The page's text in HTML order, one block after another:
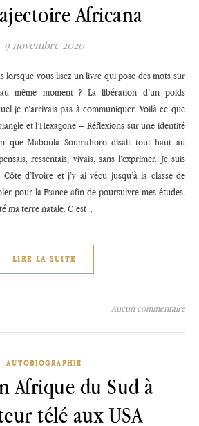
Africana
9 novembre 2020
même moment ? La libération d’un poids
je n’arrivais pas à communiquer. Voilà ce que
et l’Hexagone – Réflexions sur une identité
que Maboula Soumahoro disait tout haut au
ressentais, vivais, sans l’exprimer. Je suis
d’Ivoire et j’y ai vécu jusqu’à la classe de
pour la France afin de poursuivre mes études.
ma terre natale. C’est…
LIRE LA SUITE
Aucun commentaire
AUTOBIOGRAPHIE
Afrique du Sud à
télé aux USA